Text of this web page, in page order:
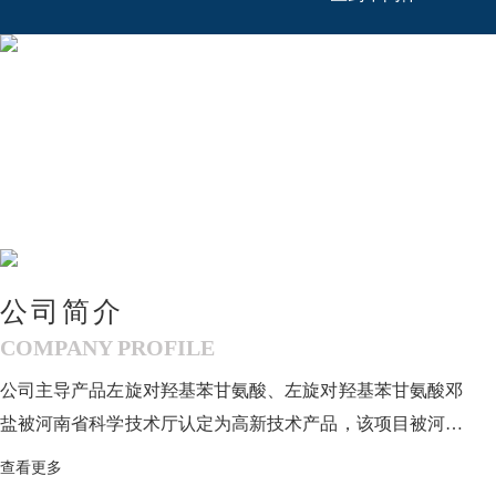
公司简介
COMPANY PROFILE
公司主导产品左旋对羟基苯甘氨酸、左旋对羟基苯甘氨酸邓
盐被河南省科学技术厅认定为高新技术产品，该项目被河南
省政府列入第一批和第二批高新技术产业化重点项目。我公
查看更多